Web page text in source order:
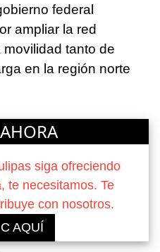
federal
ampliar la red
tanto de
en la región norte
siga ofreciendo
te necesitamos. Te
con nosotros.
AQUÍ